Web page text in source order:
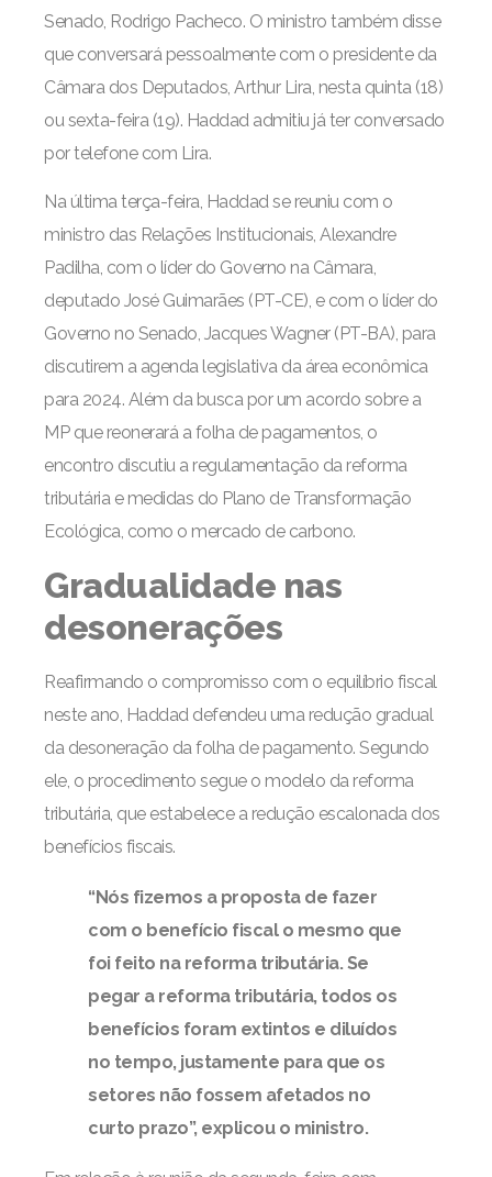
Senado, Rodrigo Pacheco. O ministro também disse
que conversará pessoalmente com o presidente da
Câmara dos Deputados, Arthur Lira, nesta quinta (18)
ou sexta-feira (19). Haddad admitiu já ter conversado
por telefone com Lira.
Na última terça-feira, Haddad se reuniu com o
ministro das Relações Institucionais, Alexandre
Padilha, com o líder do Governo na Câmara,
deputado José Guimarães (PT-CE), e com o líder do
Governo no Senado, Jacques Wagner (PT-BA), para
discutirem a agenda legislativa da área econômica
para 2024. Além da busca por um acordo sobre a
MP que reonerará a folha de pagamentos, o
encontro discutiu a regulamentação da reforma
tributária e medidas do Plano de Transformação
Ecológica, como o mercado de carbono.
Gradualidade nas
desonerações
Reafirmando o compromisso com o equilíbrio fiscal
neste ano, Haddad defendeu uma redução gradual
da desoneração da folha de pagamento. Segundo
ele, o procedimento segue o modelo da reforma
tributária, que estabelece a redução escalonada dos
benefícios fiscais.
“Nós fizemos a proposta de fazer
com o benefício fiscal o mesmo que
foi feito na reforma tributária. Se
pegar a reforma tributária, todos os
benefícios foram extintos e diluídos
no tempo, justamente para que os
setores não fossem afetados no
curto prazo”, explicou o ministro.